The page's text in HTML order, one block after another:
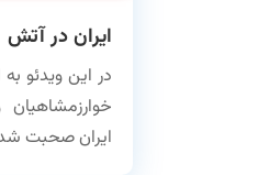
ایران در آتش
در این ویدئو
ایران صحبت